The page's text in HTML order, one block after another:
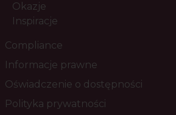
Okazje
Inspiracje
Compliance
Informacje prawne
Oświadczenie o dostępności
Polityka prywatności